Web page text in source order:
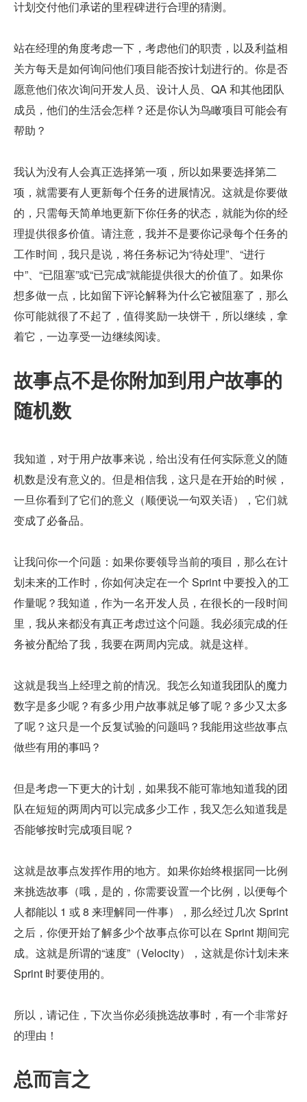
计划交付他们承诺的里程碑进行合理的猜测。
站在经理的角度考虑一下，考虑他们的职责，以及利益相
关方每天是如何询问他们项目能否按计划进行的。你是否
愿意他们依次询问开发人员、设计人员、QA 和其他团队
成员，他们的生活会怎样？还是你认为鸟瞰项目可能会有
帮助？
我认为没有人会真正选择第一项，所以如果要选择第二
项，就需要有人更新每个任务的进展情况。这就是你要做
的，只需每天简单地更新下你任务的状态，就能为你的经
理提供很多价值。请注意，我并不是要你记录每个任务的
工作时间，我只是说，将任务标记为“待处理”、“进行
中”、“已阻塞”或“已完成”就能提供很大的价值了。如果你
想多做一点，比如留下评论解释为什么它被阻塞了，那么
你可能就很了不起了，值得奖励一块饼干，所以继续，拿
着它，一边享受一边继续阅读。
故事点不是你附加到用户故事的
随机数
我知道，对于用户故事来说，给出没有任何实际意义的随
机数是没有意义的。但是相信我，这只是在开始的时候，
一旦你看到了它们的意义（顺便说一句双关语），它们就
变成了必备品。
让我问你一个问题：如果你要领导当前的项目，那么在计
划未来的工作时，你如何决定在一个 Sprint 中要投入的工
作量呢？我知道，作为一名开发人员，在很长的一段时间
里，我从来都没有真正考虑过这个问题。我必须完成的任
务被分配给了我，我要在两周内完成。就是这样。
这就是我当上经理之前的情况。我怎么知道我团队的魔力
数字是多少呢？有多少用户故事就足够了呢？多少又太多
了呢？这只是一个反复试验的问题吗？我能用这些故事点
做些有用的事吗？
但是考虑一下更大的计划，如果我不能可靠地知道我的团
队在短短的两周内可以完成多少工作，我又怎么知道我是
否能够按时完成项目呢？
这就是故事点发挥作用的地方。如果你始终根据同一比例
来挑选故事（哦，是的，你需要设置一个比例，以便每个
人都能以 1 或 8 来理解同一件事），那么经过几次 Sprint
之后，你便开始了解多少个故事点你可以在 Sprint 期间完
成。这就是所谓的“速度”（Velocity），这就是你计划未来
Sprint 时要使用的。
所以，请记住，下次当你必须挑选故事时，有一个非常好
的理由！
总而言之